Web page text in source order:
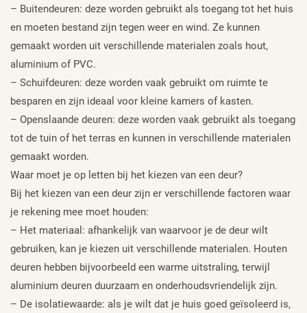
– Buitendeuren: deze worden gebruikt als toegang tot het huis
en moeten bestand zijn tegen weer en wind. Ze kunnen
gemaakt worden uit verschillende materialen zoals hout,
aluminium of PVC.
– Schuifdeuren: deze worden vaak gebruikt om ruimte te
besparen en zijn ideaal voor kleine kamers of kasten.
– Openslaande deuren: deze worden vaak gebruikt als toegang
tot de tuin of het terras en kunnen in verschillende materialen
gemaakt worden.
Waar moet je op letten bij het kiezen van een deur?
Bij het kiezen van een deur zijn er verschillende factoren waar
je rekening mee moet houden:
– Het materiaal: afhankelijk van waarvoor je de deur wilt
gebruiken, kan je kiezen uit verschillende materialen. Houten
deuren hebben bijvoorbeeld een warme uitstraling, terwijl
aluminium deuren duurzaam en onderhoudsvriendelijk zijn.
– De isolatiewaarde: als je wilt dat je huis goed geïsoleerd is,